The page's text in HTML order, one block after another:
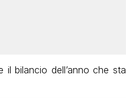
bilancio dell’anno che sta